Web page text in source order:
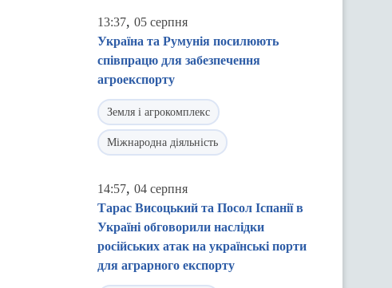
13:37, 05 серпня
Україна та Румунія посилюють
співпрацю для забезпечення
агроекспорту
Земля і агрокомплекс
Міжнародна діяльність
14:57, 04 серпня
Тарас Висоцький та Посол Іспанії в
Україні обговорили наслідки
російських атак на українські порти
для аграрного експорту